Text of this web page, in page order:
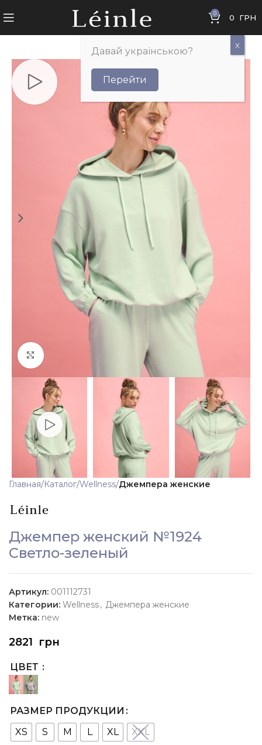
0 0 ГРН
Click to enlarge
Главная Каталог Wellness Джемпера женские
Джемпер женский №1924
Светло-зеленый
Артикул: 001112731
Категории: Wellness, Джемпера женские
Метка: new
2821 грн
ЦВЕТ
РАЗМЕР ПРОДУКЦИИ
XS
S M L XL XXL
Давай українською?
Перейти